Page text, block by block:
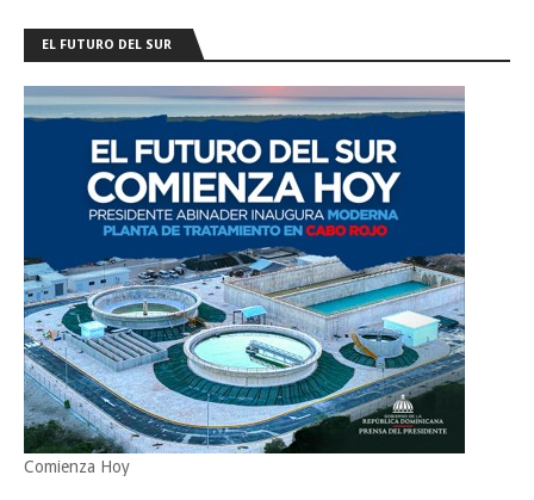
EL FUTURO DEL SUR
Comienza Hoy